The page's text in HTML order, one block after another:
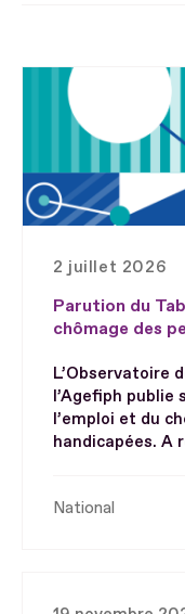
2 juillet 2026
Parution du
chômage des
L’Observatoire
l’Agefiph publie
l’emploi et du
handicapées. A
National